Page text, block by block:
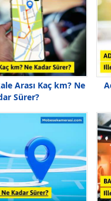
Arası Kaç km? Ne
Sürer?